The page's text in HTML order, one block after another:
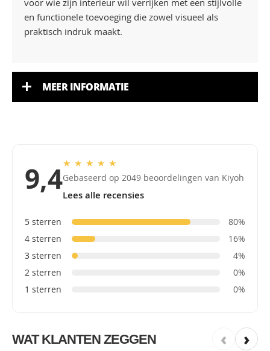
voor wie zijn interieur wil verrijken met een stijlvolle
en functionele toevoeging die zowel visueel als
praktisch indruk maakt.
MEER INFORMATIE
9,4★ ★ ★ ★ ★
Gebaseerd op 2049 beoordelingen van Kiyoh
Lees alle recensies
5 sterren
80%
4 sterren
16%
3 sterren
4%
2 sterren
0%
1 sterren
0%
WAT KLANTEN ZEGGEN ‹ ›